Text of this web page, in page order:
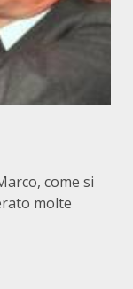
come si
molte